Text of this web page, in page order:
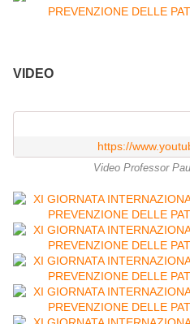
VIDEO
https://
Video Professor